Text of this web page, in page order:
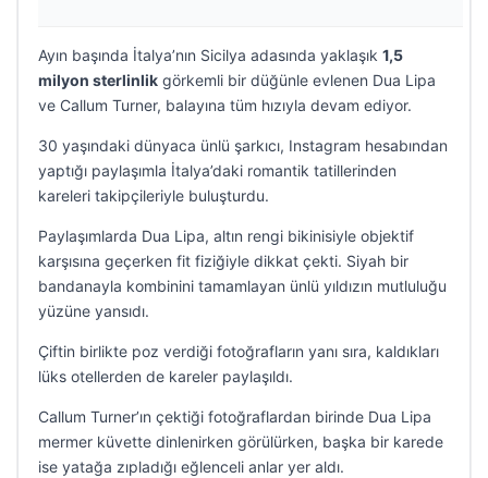
Ayın başında İtalya’nın Sicilya adasında yaklaşık 1,5
milyon sterlinlik görkemli bir düğünle evlenen Dua Lipa
ve Callum Turner, balayına tüm hızıyla devam ediyor.
30 yaşındaki dünyaca ünlü şarkıcı, Instagram hesabından
yaptığı paylaşımla İtalya’daki romantik tatillerinden
kareleri takipçileriyle buluşturdu.
Paylaşımlarda Dua Lipa, altın rengi bikinisiyle objektif
karşısına geçerken fit fiziğiyle dikkat çekti. Siyah bir
bandanayla kombinini tamamlayan ünlü yıldızın mutluluğu
yüzüne yansıdı.
Çiftin birlikte poz verdiği fotoğrafların yanı sıra, kaldıkları
lüks otellerden de kareler paylaşıldı.
Callum Turner’ın çektiği fotoğraflardan birinde Dua Lipa
mermer küvette dinlenirken görülürken, başka bir karede
ise yatağa zıpladığı eğlenceli anlar yer aldı.